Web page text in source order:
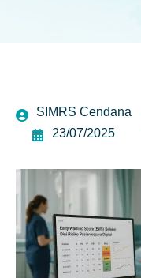
SIMRS Cendana
23/07/2025